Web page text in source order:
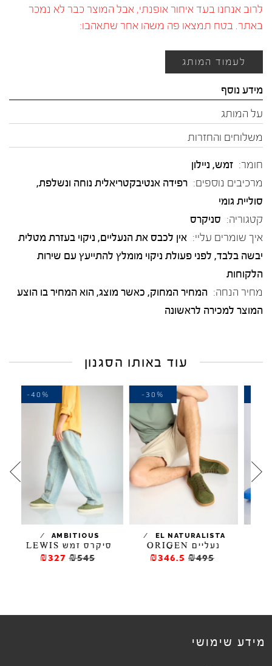
לרוב אנחנו בעד איחור אופנתי, אבל המוצר כבר לא נמכר
באתר. בטח תמצאו פה משהו אחר שתאהבו:
לעמוד המותג
מידע נוסף
על המותג
משלוחים והחזרות
חומר: זמש, ניילון
מרכיבים נוספים: רפידה אנטיבקטריאלית נוחה ונשלפת,
סוליית גומי
קטגוריה: סניקרס
איך שומרים עליי: אין לכבס את הנעליים, ניקוי בעזרת מטלית
יבשה בלבד, לפני פעולת ניקוי מומלץ להתייעץ עם שירות
הלקוחות
מחיר הנחה: המחיר המחוק, כאשר מוצג, הוא המחיר בו הוצע
המוצר למכירה לראשונה
עוד באותו הסגנון
EL NATURALISTA
/
נעליים ORIGEN
₪495
₪346.5
-30%
AMBITIOUS
/
סיקרס זמש LEWIS
₪545
₪327
-40%
מידע שימושי